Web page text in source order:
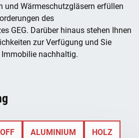
und Wärmeschutzgläsern erfüllen
des
GEG. Darüber hinaus stehen Ihnen
zur Verfügung und Sie
Immobilie nachhaltig.
ALUMINIUM HOLZ